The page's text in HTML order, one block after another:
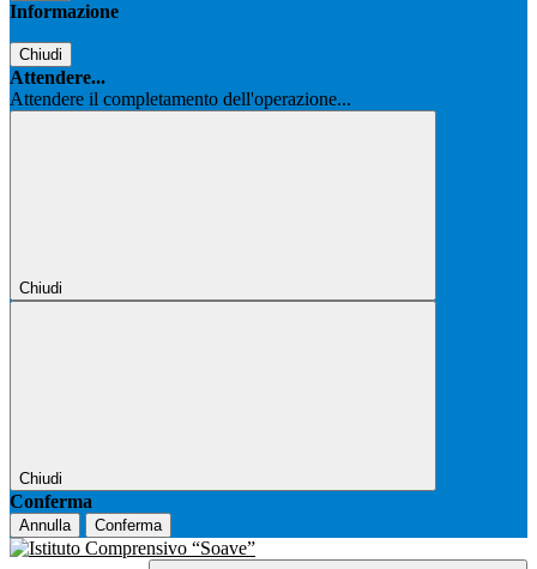
Informazione
Chiudi
Attendere...
Attendere il completamento dell'operazione...
Chiudi
Chiudi
Conferma
Annulla Conferma